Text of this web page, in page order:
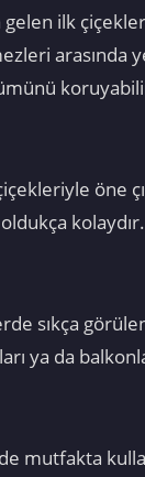
ilk
arasında
öne
oldukça
sıkça
ya da
mutfakta